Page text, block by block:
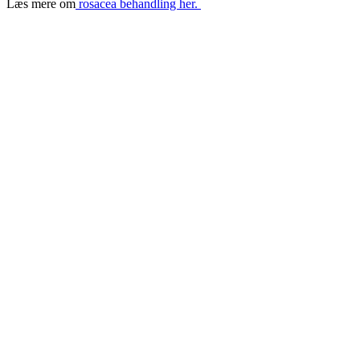
Læs mere om rosacea behandling her.